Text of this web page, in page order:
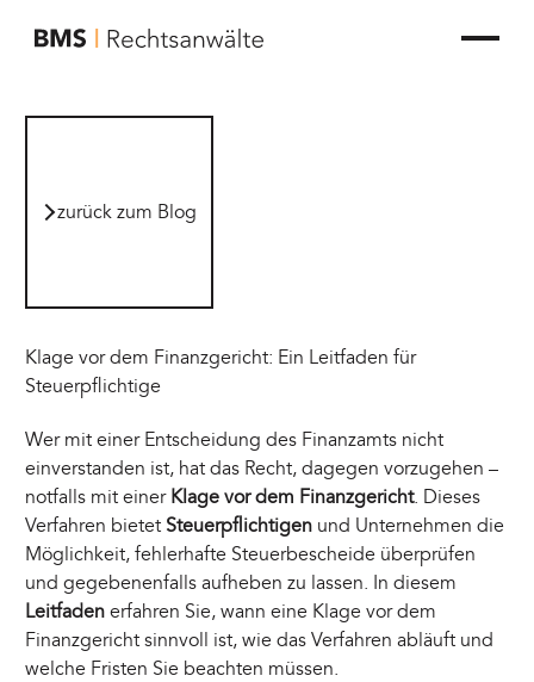
zur Startseite von BMS Rechtsanwälte
zurück zum Blog
Klage vor dem Finanzgericht: Ein Leitfaden für
Steuerpflichtige
Wer mit einer Entscheidung des Finanzamts nicht
einverstanden ist, hat das Recht, dagegen vorzugehen –
notfalls mit einer Klage vor dem Finanzgericht. Dieses
Verfahren bietet Steuerpflichtigen und Unternehmen die
Möglichkeit, fehlerhafte Steuerbescheide überprüfen
und gegebenenfalls aufheben zu lassen. In diesem
Leitfaden erfahren Sie, wann eine Klage vor dem
Finanzgericht sinnvoll ist, wie das Verfahren abläuft und
welche Fristen Sie beachten müssen.